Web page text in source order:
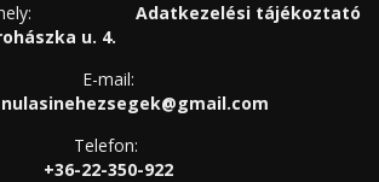
Adatkezelési tájékoztató
u. 4.
E-mail:
Telefon:
+36-22-350-922